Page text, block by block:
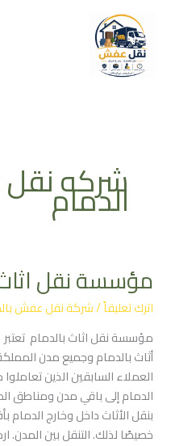
المحتوى
شركه
الدمام
مؤسسة نقل اثاث
اترك تعليقاً/شركة نقل عفش
مؤسسة نقل اثاث بالدمام
أثاث بالدمام وجميع مدن
العملاء السابقين الذين
الدمام إلى باقي مدن ومناطق
بنقل الأثاث داخل وخارج
خصيصًا لذلك. التنقل بين
مؤسسة
نقل
اثاث
بالدمام